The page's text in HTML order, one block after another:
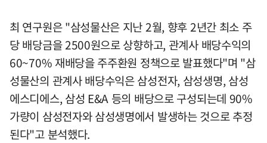
최 연구원은 "삼성물산은 지난 2월, 향후 2년간 최소 주
당 배당금을 2500원으로 상향하고, 관계사 배당수익의
60~70% 재배당을 주주환원 정책으로 발표했다"며 "삼
성물산의 관계사 배당수익은 삼성전자, 삼성생명, 삼성
에스디에스, 삼성 E&A 등의 배당으로 구성되는데 90%
가량이 삼성전자와 삼성생명에서 발생하는 것으로 추정
된다"고 분석했다.